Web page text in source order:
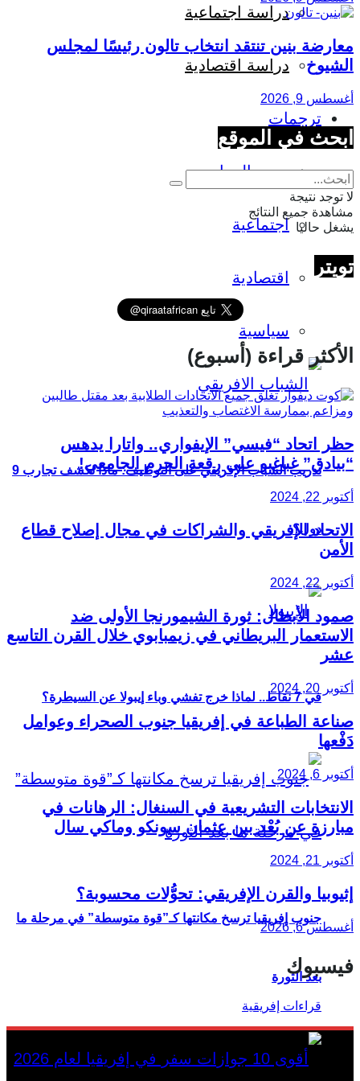
دراسة اجتماعية
دراسة اقتصادية
ترجمات
جميع المواد
اجتماعية
اقتصادية
سياسية
تدريب الشباب الإفريقي على التوظيف: ماذا تكشف تجارب 9
دول؟
في 7 نقاط.. لماذا خرج تفشي وباء إيبولا عن السيطرة؟
جنوب إفريقيا ترسخ مكانتها كـ”قوة متوسطة” في مرحلة ما
بعد الثورة
معارضة بنين تنتقد انتخاب تالون رئيسًا لمجلس
الشيوخ
أغسطس 9, 2026
ابحث في الموقع
لا توجد نتيجة
مشاهدة جميع النتائج
يشغل حاليا
تويتر
الأكثر قراءة (أسبوع)
حظر اتحاد “فيسي” الإيفواري.. واتارا يدهس
“بيادق” غباغبو على رقعة الحرم الجامعي!
أكتوبر 22, 2024
الاتحاد الإفريقي والشراكات في مجال إصلاح قطاع
الأمن
أكتوبر 22, 2024
صمود الأبطال: ثورة الشيمورنجا الأولى ضد
الاستعمار البريطاني في زيمبابوي خلال القرن التاسع
عشر
أكتوبر 20, 2024
صناعة الطباعة في إفريقيا جنوب الصحراء وعوامل
دَفْعها
أكتوبر 6, 2024
الانتخابات التشريعية في السنغال: الرهانات في
مبارزة عن بُعْد بين عثمان سونكو وماكي سال
أكتوبر 21, 2024
إثيوبيا والقرن الإفريقي: تحوُّلات محسوبة؟
أغسطس 6, 2026
فيسبوك